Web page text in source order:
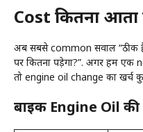
Cost कितना आता
अब सबसे common सवाल
पर कितना पड़ेगा?”. अगर हम
तो engine oil change का खर्च
बाइक Engine Oil